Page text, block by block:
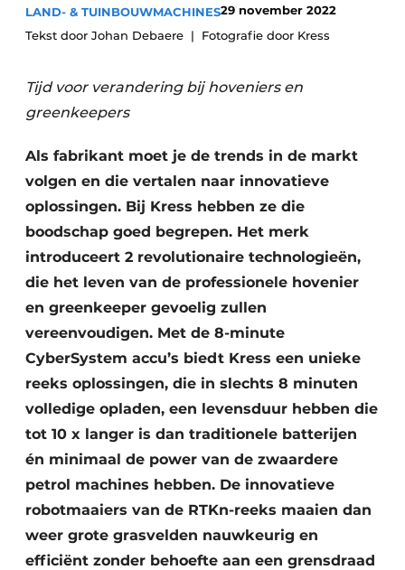
LAND- & TUINBOUWMACHINES29 november 2022
Tekst door Johan Debaere
Fotografie door Kress
Tijd voor verandering bij hoveniers en
greenkeepers
Als fabrikant moet je de trends in de markt
volgen en die vertalen naar innovatieve
oplossingen. Bij Kress hebben ze die
boodschap goed begrepen. Het merk
introduceert 2 revolutionaire technologieën,
die het leven van de professionele hovenier
en greenkeeper gevoelig zullen
vereenvoudigen. Met de 8-minute
CyberSystem accu’s biedt Kress een unieke
reeks oplossingen, die in slechts 8 minuten
volledige opladen, een levensduur hebben die
tot 10 x langer is dan traditionele batterijen
én minimaal de power van de zwaardere
petrol machines hebben. De innovatieve
robotmaaiers van de RTKn-reeks maaien dan
weer grote grasvelden nauwkeurig en
efficiënt zonder behoefte aan een grensdraad